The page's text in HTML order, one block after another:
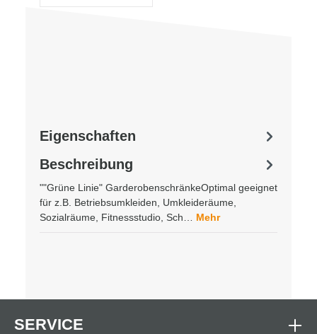
Beschreibung
""Grüne Linie" GarderobenschränkeOptimal geeignet
für z.B. Betriebsumkleiden, Umkleideräume,
Sozialräume, Fitnessstudio, Sch… Mehr
Eigenschaften
SERVICE